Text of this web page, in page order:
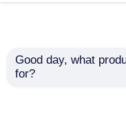
Bitte um ein
Allein Bradley PLC-
SCHNITTSTELLEN-
PCI-KARTE MOLEX
Good day, what
for?